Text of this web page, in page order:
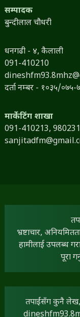
सम्पादक
बुन्दीलाल चौधरी
धनगढी - ४, कैलाली
091-410210
दर्ता नम्बर - १०३५/०७५-
मार्केटिंग शाखा
091-410213,
भ्रष्टाचार,
हामीलाई उपलब्ध
पूरा
तपाईंसँग कुनै लेख,